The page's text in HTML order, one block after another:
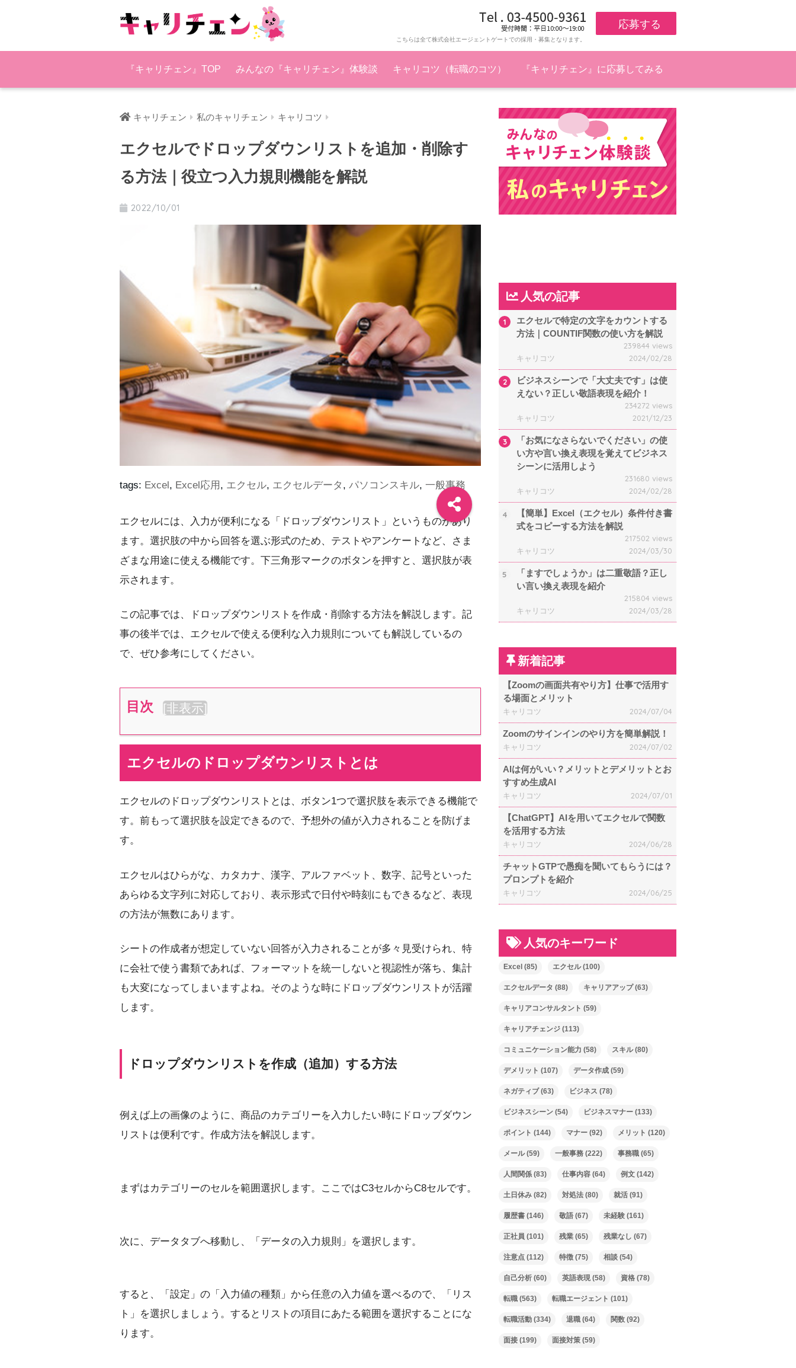
応募する
こちらは全て株式会社エージェントゲートでの採用・募集となります。
『キャリチェン』TOP みんなの『キャリチェン』体験談 キャリコツ（転職のコツ） 『キャリチェン』に応募してみる
キャリチェン 私のキャリチェン キャリコツ
エクセルでドロップダウンリストを追加・削除す
る方法｜役立つ入力規則機能を解説
2022/10/01
tags: Excel, Excel応用 , エクセル, エクセルデータ , パソコンスキル, 一般事務
エクセルには、入力が便利になる「ドロップダウンリスト」というものがあり
ます。選択肢の中から回答を選ぶ形式のため、テストやアンケートなど、さま
ざまな用途に使える機能です。下三角形マークのボタンを押すと、選択肢が表
示されます。
この記事では、ドロップダウンリストを作成・削除する方法を解説します。記
事の後半では、エクセルで使える便利な入力規則についても解説しているの
で、ぜひ参考にしてください。
目次 [非表示]
エクセルのドロップダウンリストとは
エクセルのドロップダウンリストとは、ボタン1つで選択肢を表示できる機能で
す。前もって選択肢を設定できるので、予想外の値が入力されることを防げま
す。
エクセルはひらがな、カタカナ、漢字、アルファベット、数字、記号といった
あらゆる文字列に対応しており、表示形式で日付や時刻にもできるなど、表現
の方法が無数にあります。
シートの作成者が想定していない回答が入力されることが多々見受けられ、特
に会社で使う書類であれば、フォーマットを統一しないと視認性が落ち、集計
も大変になってしまいますよね。そのような時にドロップダウンリストが活躍
します。
ドロップダウンリストを作成（追加）する方法
例えば上の画像のように、商品のカテゴリーを入力したい時にドロップダウン
リストは便利です。作成方法を解説します。
まずはカテゴリーのセルを範囲選択します。ここではC3セルからC8セルです。
次に、データタブへ移動し、「データの入力規則」を選択します。
すると、「設定」の「入力値の種類」から任意の入力値を選べるので、「リス
ト」を選択しましょう。するとリストの項目にあたる範囲を選択することにな
ります。
人気の記事
1
エクセルで特定の文字をカウントする
方法｜COUNTIF関数の使い方を解説
239844 views
キャリコツ
2024/02/28
2
ビジネスシーンで「大丈夫です」は使
えない？正しい敬語表現を紹介！
234272 views
キャリコツ
2021/12/23
3
「お気になさらないでください」の使
い方や言い換え表現を覚えてビジネス
シーンに活用しよう
231680 views
キャリコツ
2024/02/28
4
【簡単】Excel（エクセル）条件付き書
式をコピーする方法を解説
217502 views
キャリコツ
2024/03/30
5
「ますでしょうか」は二重敬語？正し
い言い換え表現を紹介
215804 views
キャリコツ
2024/03/28
新着記事
【Zoomの画面共有やり方】仕事で活用す
る場面とメリット
キャリコツ 2024/07/04
Zoomのサインインのやり方を簡単解説！
キャリコツ 2024/07/02
AIは何がいい？メリットとデメリットとお
すすめ生成AI
キャリコツ 2024/07/01
【ChatGPT】AIを用いてエクセルで関数
を活用する方法
キャリコツ 2024/06/28
チャットGTPで愚痴を聞いてもらうには？
プロンプトを紹介
キャリコツ 2024/06/25
人気のキーワード
Excel (85) エクセル(100)
エクセルデータ (88) キャリアアップ(63)
キャリアコンサルタント (59)
キャリアチェンジ (113)
コミュニケーション能力 (58) スキル(80)
デメリット (107) データ作成 (59)
ネガティブ(63) ビジネス (78)
ビジネスシーン (54) ビジネスマナー (133)
ポイント (144) マナー (92) メリット (120)
メール(59) 一般事務 (222) 事務職 (65)
人間関係 (83) 仕事内容 (64) 例文 (142)
土日休み (82) 対処法 (80) 就活 (91)
履歴書 (146) 敬語 (67) 未経験 (161)
正社員 (101) 残業 (65) 残業なし (67)
注意点 (112) 特徴 (75) 相談 (54)
自己分析 (60) 英語表現(58) 資格 (78)
転職 (563) 転職エージェント (101)
転職活動 (334) 退職 (64) 関数 (92)
面接 (199) 面接対策 (59)